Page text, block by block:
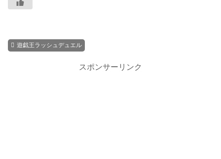
遊戯王ラッシュデュエル
スポンサーリンク